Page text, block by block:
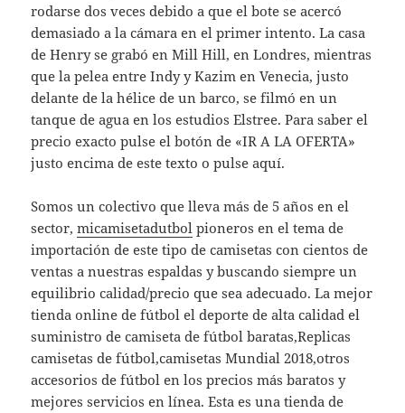
rodarse dos veces debido a que el bote se acercó
demasiado a la cámara en el primer intento. La casa
de Henry se grabó en Mill Hill, en Londres, mientras
que la pelea entre Indy y Kazim en Venecia, justo
delante de la hélice de un barco, se filmó en un
tanque de agua en los estudios Elstree. Para saber el
precio exacto pulse el botón de «IR A LA OFERTA»
justo encima de este texto o pulse aquí.
Somos un colectivo que lleva más de 5 años en el
sector,micamisetadutbol pioneros en el tema de
importación de este tipo de camisetas con cientos de
ventas a nuestras espaldas y buscando siempre un
equilibrio calidad/precio que sea adecuado. La mejor
tienda online de fútbol el deporte de alta calidad el
suministro de camiseta de fútbol baratas,Replicas
camisetas de fútbol,camisetas Mundial 2018,otros
accesorios de fútbol en los precios más baratos y
mejores servicios en línea. Esta es una tienda de